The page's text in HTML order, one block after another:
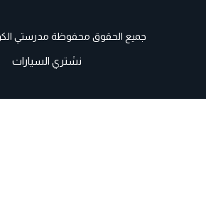
جميع الحقوق محفوظة مدرستي
نشتري السيارات